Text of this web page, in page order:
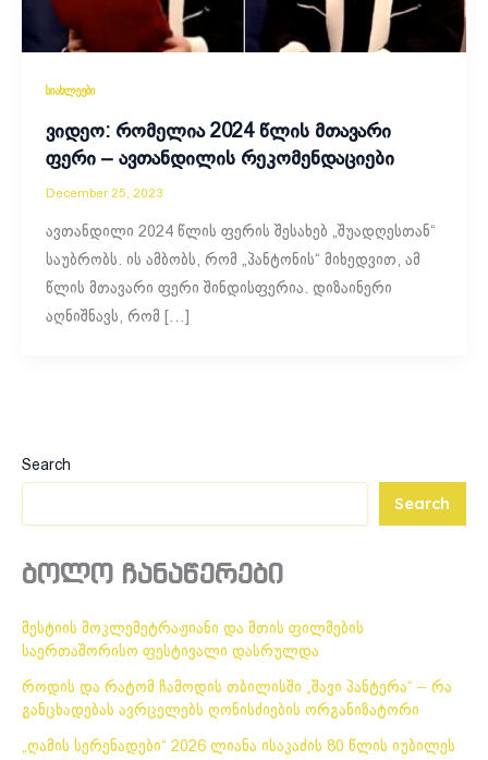
სიახლეები
ვიდეო: რომელია 2024 წლის მთავარი
ფერი – ავთანდილის რეკომენდაციები
December 25, 2023
ავთანდილი 2024 წლის ფერის შესახებ „შუადღესთან“
საუბრობს. ის ამბობს, რომ „პანტონის“ მიხედვით, ამ
წლის მთავარი ფერი შინდისფერია. დიზაინერი
აღნიშნავს, რომ […]
Search
Search
ბოლო ჩანაწერები
მესტიის მოკლემეტრაჟიანი და მთის ფილმების
საერთაშორისო ფესტივალი დასრულდა
როდის და რატომ ჩამოდის თბილისში „შავი პანტერა“ – რა
განცხადებას ავრცელებს ღონისძიების ორგანიზატორი
„ღამის სერენადები“ 2026 ლიანა ისაკაძის 80 წლის იუბილეს